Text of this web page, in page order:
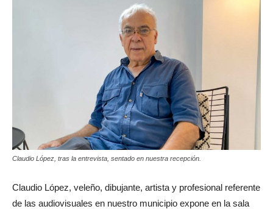
Claudio López, tras la entrevista, sentado en nuestra recepción.
Claudio López, veleño, dibujante, artista y profesional referente
de las audiovisuales en nuestro municipio expone en la sala